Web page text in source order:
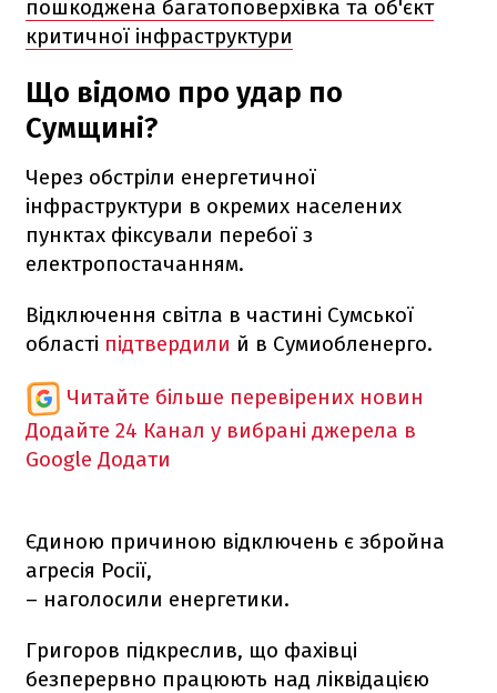
пошкоджена багатоповерхівка та об'єкт
критичної інфраструктури
Що відомо про удар по
Сумщині?
Через обстріли енергетичної
інфраструктури в окремих населених
пунктах фіксували перебої з
електропостачанням.
Відключення світла в частині Сумської
області підтвердили й в Сумиобленерго.
Читайте більше перевірених новин
Додайте 24 Канал у вибрані джерела в
Google Додати
Єдиною причиною відключень є збройна
агресія Росії,
– наголосили енергетики.
Григоров підкреслив, що фахівці
безперервно працюють над ліквідацією